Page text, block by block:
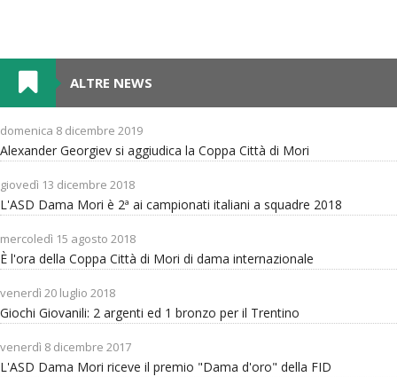
ALTRE NEWS
domenica 8 dicembre 2019
Alexander Georgiev si aggiudica la Coppa Città di Mori
giovedì 13 dicembre 2018
L'ASD Dama Mori è 2ª ai campionati italiani a squadre 2018
mercoledì 15 agosto 2018
È l'ora della Coppa Città di Mori di dama internazionale
venerdì 20 luglio 2018
Giochi Giovanili: 2 argenti ed 1 bronzo per il Trentino
venerdì 8 dicembre 2017
L'ASD Dama Mori riceve il premio "Dama d'oro" della FID